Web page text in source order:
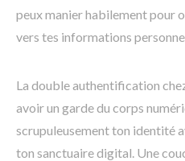
peux manier habilement pour
vers tes informations
La double authentification
avoir un garde du corps
scrupuleusement ton identité
ton sanctuaire digital. Une